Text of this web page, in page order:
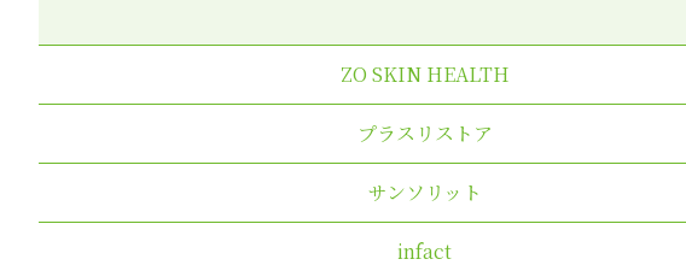
ZO SKIN HEALTH
プラスリストア
サンソリット
infact